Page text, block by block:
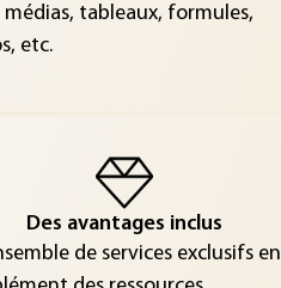
médias, tableaux, formules,
etc.
Des avantages inclus
de services exclusifs en